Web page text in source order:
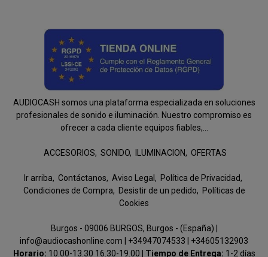
AUDIOCASH somos una plataforma especializada en soluciones
profesionales de sonido e iluminación. Nuestro compromiso es
ofrecer a cada cliente equipos fiables,...
ACCESORIOS SONIDO ILUMINACION OFERTAS
Ir arriba Contáctanos Aviso Legal
Política de Privacidad
Condiciones de Compra
Desistir de un pedido
Políticas de
Cookies
Burgos - 09006 BURGOS, Burgos - (España) |
info@audiocashonline.com | +34947074533
+34605132903
Horario: 10.00-13.30 16.30-19.00 | Tiempo de Entrega: 1-2 días